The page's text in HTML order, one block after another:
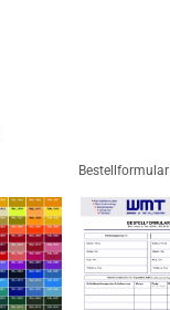
Bestellformular